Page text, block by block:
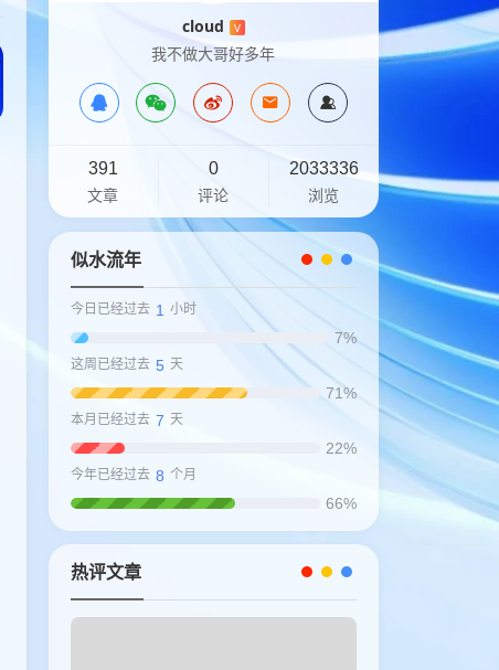
cloud V
我不做大哥好多年
391
文章
0
评论
2033336
浏览
似水流年
今日已经过去 1 小时
7%
这周已经过去 5 天
71%
本月已经过去 7 天
22%
今年已经过去 8 个月
66%
热评文章